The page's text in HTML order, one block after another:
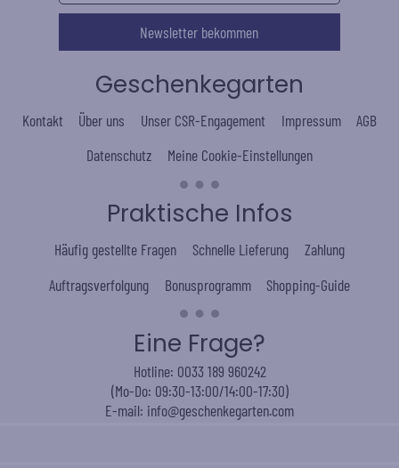
Newsletter bekommen
Geschenkegarten
Kontakt Über uns Unser CSR-Engagement Impressum
AGB
Datenschutz
Meine Cookie-Einstellungen
Praktische Infos
Häufig gestellte Fragen Schnelle Lieferung
Zahlung
Auftragsverfolgung
Bonusprogramm Shopping-Guide
Eine Frage?
Hotline: 0033 189 960242
(Mo-Do: 09:30-13:00/14:00-17:30)
E-mail: info@geschenkegarten.com